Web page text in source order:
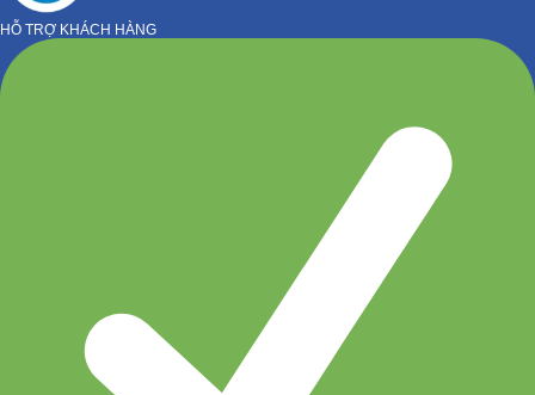
HỖ TRỢ KHÁCH HÀNG